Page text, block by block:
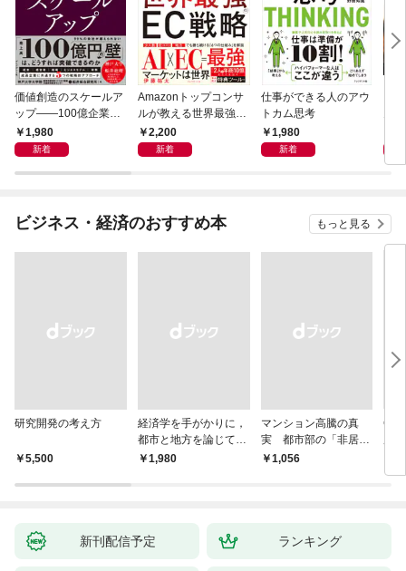
価値創造のスケールア
ップ――100億企業へ
の変革シナリオ
1,980
新着
Amazonトップコンサ
ルが教える世界最強の
EC戦略
2,200
新着
仕事ができる人のアウ
トカム思考
1,980
新着
ビジネス・経済のおすすめ本 もっと見る
研究開発の考え方
￥5,500
経済学を手がかりに，
都市と地方を論じてみ
よう
￥1,980
マンション高騰の真
実 都市部の「非居住
化」が街を壊す
￥1,056
新刊配信予定 ランキング